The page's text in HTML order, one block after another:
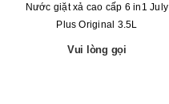
N­ước giặt xả cao cấp 6 in1 July
Plus Original 3.5L
Vui lòng gọi